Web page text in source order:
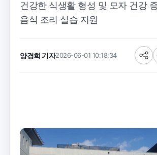
건강한 식생활 형성 및 모자 건강
음식 조리 실습 지원
양경희 기자2026-06-01 10:18:34
공
유